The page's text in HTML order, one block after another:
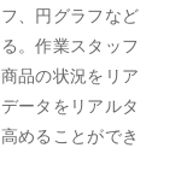
、円グラフなど
。作業スタッフ
品の状況をリア
ータをリアルタ
めることができ